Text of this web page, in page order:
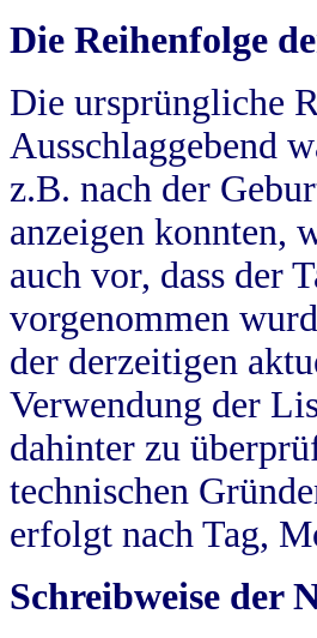
Die Reihenfolge
Die ursprüngliche
Ausschlaggebend
z.B. nach der
anzeigen konnten,
auch vor, dass der
vorgenommen
der derzeitigen
Verwendung der
dahinter zu
technischen
erfolgt nach Tag,
Schreibweise der